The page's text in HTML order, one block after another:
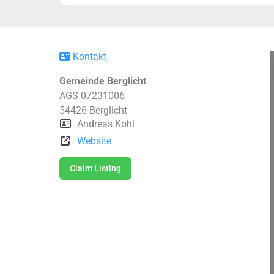
Kontakt
Gemeinde Berglicht
AGS 07231006
54426 Berglicht
Andreas Kohl
Website
Claim Listing